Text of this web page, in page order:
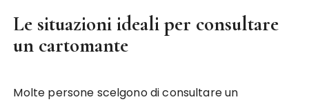
Le situazioni ideali per consultare
un cartomante
Molte persone scelgono di consultare un